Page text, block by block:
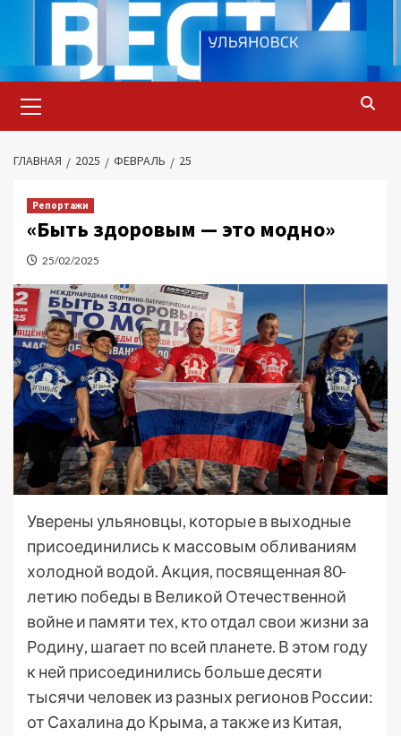
содержимому
меню
ГЛАВНАЯ 2025 ФЕВРАЛЬ 25
Репортажи
«Быть здоровым — это модно»
25/02/2025
Уверены ульяновцы, которые в выходные
присоединились к массовым обливаниям
холодной водой. Акция, посвященная 80-
летию победы в Великой Отечественной
войне и памяти тех, кто отдал свои жизни за
Родину, шагает по всей планете. В этом году
к ней присоединились больше десяти
тысячи человек из разных регионов России:
от Сахалина до Крыма, а также из Китая,